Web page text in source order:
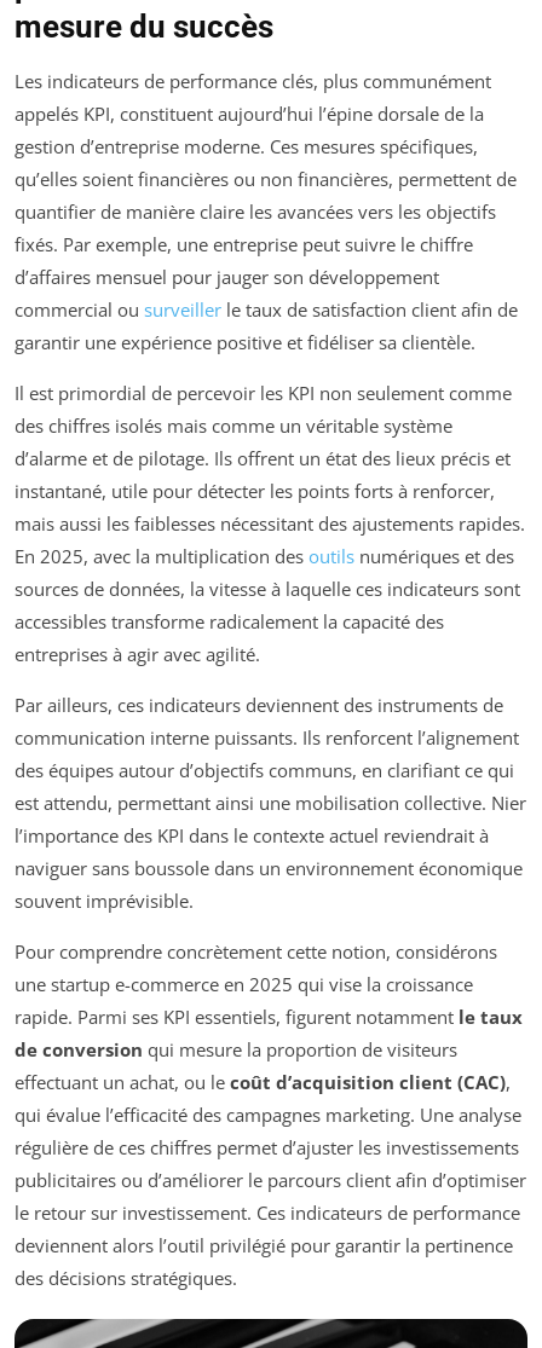
mesure du succès
Les indicateurs de performance clés, plus communément
appelés KPI, constituent aujourd’hui l’épine dorsale de la
gestion d’entreprise moderne. Ces mesures spécifiques,
qu’elles soient financières ou non financières, permettent de
quantifier de manière claire les avancées vers les objectifs
fixés. Par exemple, une entreprise peut suivre le chiffre
d’affaires mensuel pour jauger son développement
commercial ou surveiller le taux de satisfaction client afin de
garantir une expérience positive et fidéliser sa clientèle.
Il est primordial de percevoir les KPI non seulement comme
des chiffres isolés mais comme un véritable système
d’alarme et de pilotage. Ils offrent un état des lieux précis et
instantané, utile pour détecter les points forts à renforcer,
mais aussi les faiblesses nécessitant des ajustements rapides.
En 2025, avec la multiplication des outils numériques et des
sources de données, la vitesse à laquelle ces indicateurs sont
accessibles transforme radicalement la capacité des
entreprises à agir avec agilité.
Par ailleurs, ces indicateurs deviennent des instruments de
communication interne puissants. Ils renforcent l’alignement
des équipes autour d’objectifs communs, en clarifiant ce qui
est attendu, permettant ainsi une mobilisation collective. Nier
l’importance des KPI dans le contexte actuel reviendrait à
naviguer sans boussole dans un environnement économique
souvent imprévisible.
Pour comprendre concrètement cette notion, considérons
une startup e-commerce en 2025 qui vise la croissance
rapide. Parmi ses KPI essentiels, figurent notamment le taux
de conversion qui mesure la proportion de visiteurs
effectuant un achat, ou le coût d’acquisition client (CAC),
qui évalue l’efficacité des campagnes marketing. Une analyse
régulière de ces chiffres permet d’ajuster les investissements
publicitaires ou d’améliorer le parcours client afin d’optimiser
le retour sur investissement. Ces indicateurs de performance
deviennent alors l’outil privilégié pour garantir la pertinence
des décisions stratégiques.